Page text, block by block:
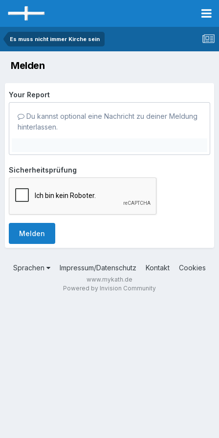
Es muss nicht immer Kirche sein
Melden
Your Report
Du kannst optional eine Nachricht zu deiner Meldung
hinterlassen.
Sicherheitsprüfung
Melden
Sprachen Impressum/Datenschutz Kontakt Cookies
www.mykath.de
Powered by Invision Community